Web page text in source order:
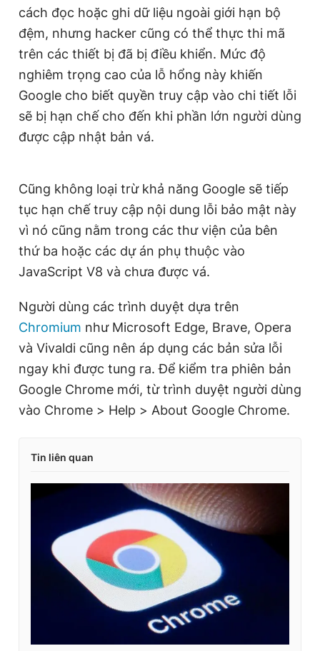
cách đọc hoặc ghi dữ liệu ngoài giới hạn bộ
đệm, nhưng hacker cũng có thể thực thi mã
trên các thiết bị đã bị điều khiển. Mức độ
nghiêm trọng cao của lỗ hổng này khiến
Google cho biết quyền truy cập vào chi tiết lỗi
sẽ bị hạn chế cho đến khi phần lớn người dùng
được cập nhật bản vá.
Cũng không loại trừ khả năng Google sẽ tiếp
tục hạn chế truy cập nội dung lỗi bảo mật này
vì nó cũng nằm trong các thư viện của bên
thứ ba hoặc các dự án phụ thuộc vào
JavaScript V8 và chưa được vá.
Người dùng các trình duyệt dựa trên
Chromium như Microsoft Edge, Brave, Opera
và Vivaldi cũng nên áp dụng các bản sửa lỗi
ngay khi được tung ra. Để kiểm tra phiên bản
Google Chrome mới, từ trình duyệt người dùng
vào Chrome > Help > About Google Chrome.
Tin liên quan